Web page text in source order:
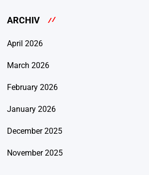
ARCHIV
April 2026
March 2026
February 2026
January 2026
December 2025
November 2025